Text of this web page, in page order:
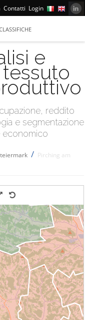
Contatti Login
e
reddito
e segmentazione
economico
/ Pirching am